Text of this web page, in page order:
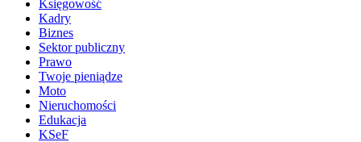
Księgowość
Kadry
Biznes
Sektor publiczny
Prawo
Twoje pieniądze
Moto
Nieruchomości
Edukacja
KSeF